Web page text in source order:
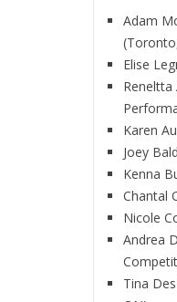
Adam
Elise
Reneltta
Karen
Joey
Kenna
Chantal
Nicole
Andrea
Tina